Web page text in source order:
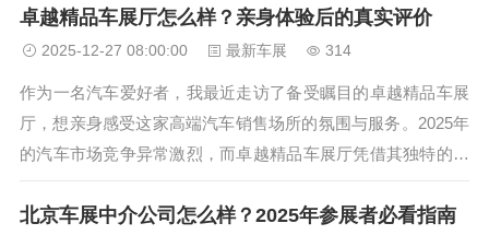
展，还能帮助他们以更优惠的价格心仪的车型。那么，西安车
展新手福利究竟怎么样？...
卓越精品车展厅怎么样？亲身体验后的真实评价
2025-12-27 08:00:00 最新车展 314
作为一名汽车爱好者，我最近走访了备受瞩目的卓越精品车展
厅，想亲身感受这家高端汽车销售场所的氛围与服务。2025年
的汽车市场竞争异常激烈，而卓越精品车展厅凭借其独特的定
位和服务理念，在豪华车销售领域占据了一席之地。那么，这
家展厅究竟怎么样呢？它是否能满足高端消费者的期待？接下
北京车展中介公司怎么样？2025年参展者必看指南